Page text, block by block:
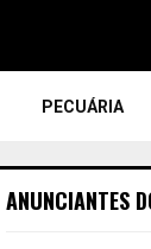
PECUÁRIA
ANUNCIANTES